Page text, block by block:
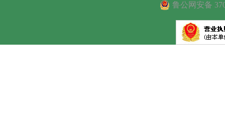
鲁公网安备